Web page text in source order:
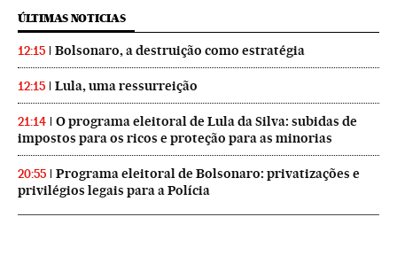
ÚLTIMAS NOTICIAS
12:15 Bolsonaro, a destruição como estratégia
12:15 Lula, uma ressurreição
21:14
O programa eleitoral de Lula da Silva: subidas de
impostos para os ricos e proteção para as minorias
20:55
Programa eleitoral de Bolsonaro: privatizações e
privilégios legais para a Polícia